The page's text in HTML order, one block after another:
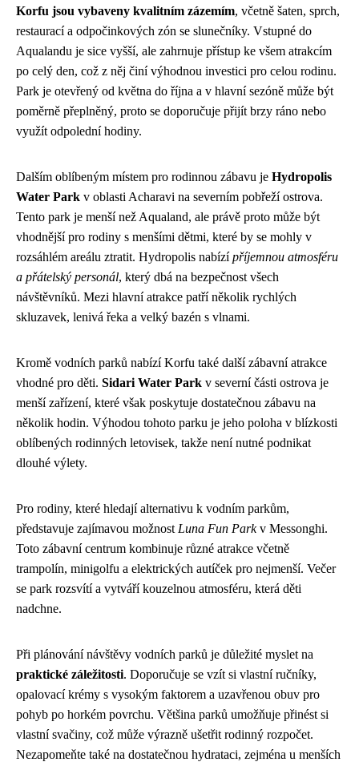
Korfu jsou vybaveny kvalitním zázemím, včetně šaten, sprch,
restaurací a odpočinkových zón se slunečníky. Vstupné do
Aqualandu je sice vyšší, ale zahrnuje přístup ke všem atrakcím
po celý den, což z něj činí výhodnou investici pro celou rodinu.
Park je otevřený od května do října a v hlavní sezóně může být
poměrně přeplněný, proto se doporučuje přijít brzy ráno nebo
využít odpolední hodiny.
Dalším oblíbeným místem pro rodinnou zábavu je Hydropolis
Water Park v oblasti Acharavi na severním pobřeží ostrova.
Tento park je menší než Aqualand, ale právě proto může být
vhodnější pro rodiny s menšími dětmi, které by se mohly v
rozsáhlém areálu ztratit. Hydropolis nabízípříjemnou atmosféru
a přátelský personál, který dbá na bezpečnost všech
návštěvníků. Mezi hlavní atrakce patří několik rychlých
skluzavek, lenivá řeka a velký bazén s vlnami.
Kromě vodních parků nabízí Korfu také další zábavní atrakce
vhodné pro děti. Sidari Water Park v severní části ostrova je
menší zařízení, které však poskytuje dostatečnou zábavu na
několik hodin. Výhodou tohoto parku je jeho poloha v blízkosti
oblíbených rodinných letovisek, takže není nutné podnikat
dlouhé výlety.
Pro rodiny, které hledají alternativu k vodním parkům,
představuje zajímavou možnost Luna Fun Parkv Messonghi.
Toto zábavní centrum kombinuje různé atrakce včetně
trampolín, minigolfu a elektrických autíček pro nejmenší. Večer
se park rozsvítí a vytváří kouzelnou atmosféru, která děti
nadchne.
Při plánování návštěvy vodních parků je důležité myslet na
praktické záležitosti. Doporučuje se vzít si vlastní ručníky,
opalovací krémy s vysokým faktorem a uzavřenou obuv pro
pohyb po horkém povrchu. Většina parků umožňuje přinést si
vlastní svačiny, což může výrazně ušetřit rodinný rozpočet.
Nezapomeňte také na dostatečnou hydrataci, zejména u menších